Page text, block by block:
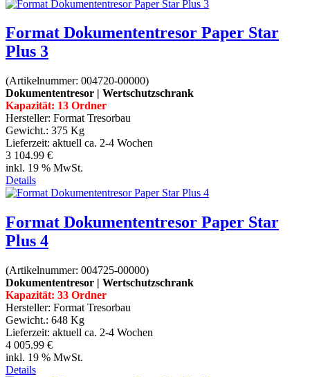
Format Dokumententresor Paper Star
Plus 3
(Artikelnummer: 004720-00000)
Dokumententresor | Wertschutzschrank
Kapazität: 13 Ordner
Hersteller: Format Tresorbau
Gewicht.: 375 Kg
Lieferzeit: aktuell ca. 2-4 Wochen
3 104.99 €
inkl. 19 % MwSt.
Details
Format Dokumententresor Paper Star
Plus 4
(Artikelnummer: 004725-00000)
Dokumententresor | Wertschutzschrank
Kapazität: 33 Ordner
Hersteller: Format Tresorbau
Gewicht.: 648 Kg
Lieferzeit: aktuell ca. 2-4 Wochen
4 005.99 €
inkl. 19 % MwSt.
Details